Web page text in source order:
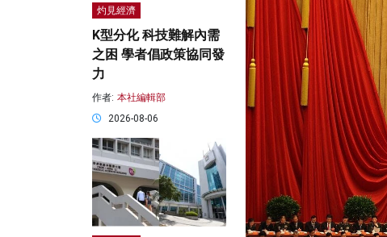
灼見經濟
K型分化 科技難解內需
之困 學者倡政策協同發
力
作者: 本社編輯部
2026-08-06